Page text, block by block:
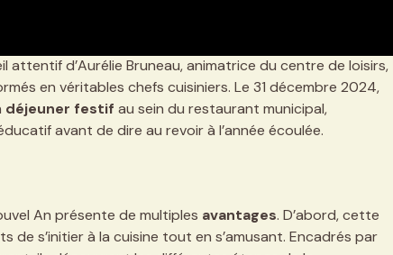
attentif d’Aurélie Bruneau, animatrice du centre de loisirs,
en véritables chefs cuisiniers. Le 31 décembre 2024,
déjeuner festif au sein du restaurant municipal,
avant de dire au revoir à l’année écoulée.
An présente de multiples avantages. D’abord, cette
de s’initier à la cuisine tout en s’amusant. Encadrés par